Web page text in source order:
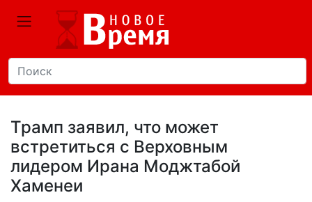
Трамп заявил, что может
встретиться с Верховным
лидером Ирана Моджтабой
Хаменеи